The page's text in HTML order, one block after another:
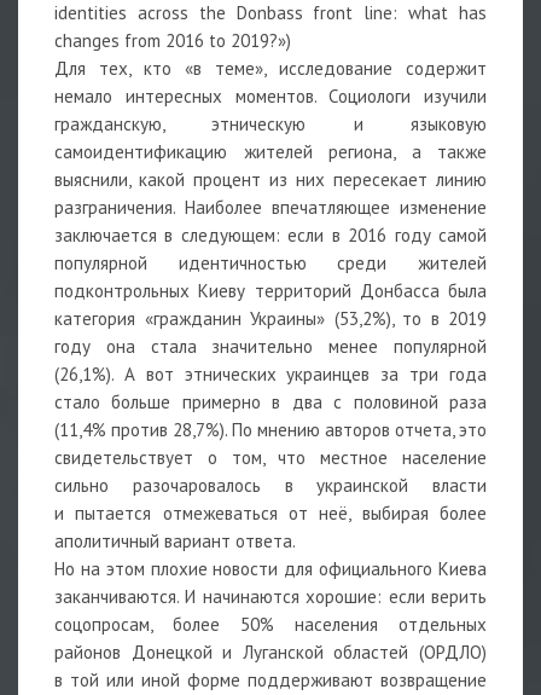
identities across the Donbass front line: what has
changes from 2016 to 2019?»)
Для тех, кто «в теме», исследование содержит
немало интересных моментов. Социологи изучили
гражданскую, этническую и языковую
самоидентификацию жителей региона, а также
выяснили, какой процент из них пересекает линию
разграничения. Наиболее впечатляющее изменение
заключается в следующем: если в 2016 году самой
популярной идентичностью среди жителей
подконтрольных Киеву территорий Донбасса была
категория «гражданин Украины» (53,2%), то в 2019
году она стала значительно менее популярной
(26,1%). А вот этнических украинцев за три года
стало больше примерно в два с половиной раза
(11,4% против 28,7%). По мнению авторов отчета, это
свидетельствует о том, что местное население
сильно разочаровалось в украинской власти
и пытается отмежеваться от неё, выбирая более
аполитичный вариант ответа.
Но на этом плохие новости для официального Киева
заканчиваются. И начинаются хорошие: если верить
соцопросам, более 50% населения отдельных
районов Донецкой и Луганской областей (ОРДЛО)
в той или иной форме поддерживают возвращение